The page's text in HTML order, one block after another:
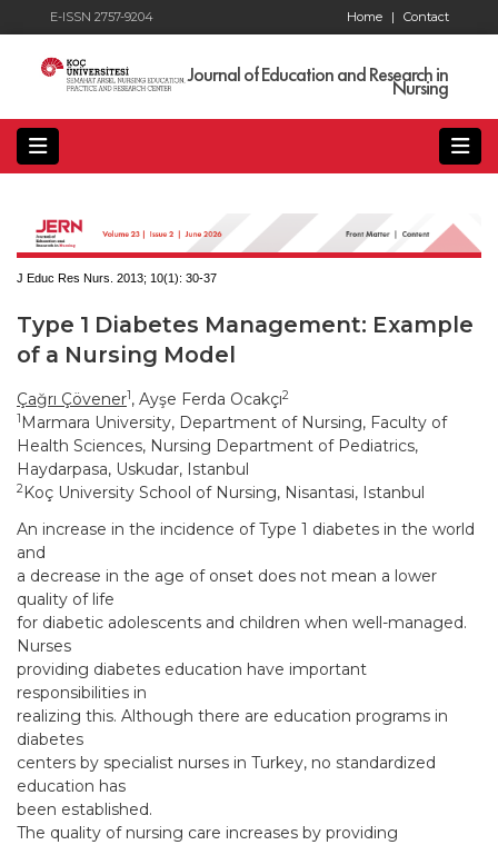
E-ISSN 2757-9204 Contact
Home |
Journal of Education and Research in
Nursing
J Educ Res Nurs. 2013; 10(1): 30-37
Type 1 Diabetes Management: Example
of a Nursing Model
Çağrı Çövener1, Ayşe Ferda Ocakçı2
1 Marmara University, Department of Nursing, Faculty of
Health Sciences, Nursing Department of Pediatrics,
Haydarpasa, Uskudar, Istanbul
2Koç University School of Nursing, Nisantasi, Istanbul
An increase in the incidence of Type 1 diabetes in the world
and
a decrease in the age of onset does not mean a lower
quality of life
for diabetic adolescents and children when well-managed.
Nurses
providing diabetes education have important
responsibilities in
realizing this. Although there are education programs in
diabetes
centers by specialist nurses in Turkey, no standardized
education has
been established.
The quality of nursing care increases by providing